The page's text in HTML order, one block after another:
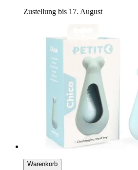
Zustellung bis 17. August
Warenkorb